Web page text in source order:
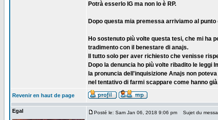
Potrà esserlo IG ma non lo è RP.
Dopo questa mia premessa arriviamo al
Ho sostenuto più volte questa tesi, che mi ha
tradimento con il benestare di anajs.
Il tutto solo per aver richiesto che venisse
Dopo la denuncia ho più volte ribadito le leggi
la pronuncia dell'inquisizione Anajs non
nel tentativo di farmi scappare come hanno
Revenir en haut de page
Egal Posté le: Sam Jan 06, 2018 9:06 pm Sujet du